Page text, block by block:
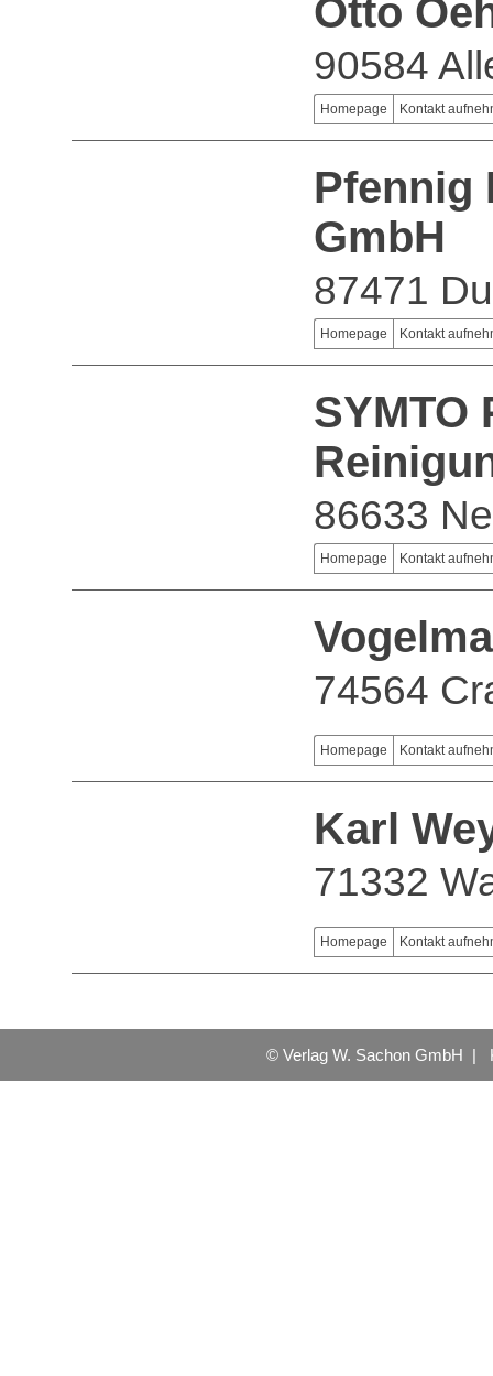
Otto
90584
Homepage Kontakt
Pfennig
GmbH
87471
Homepage Kontakt
SYMTO
86633
Homepage Kontakt
74564
Homepage Kontakt
Karl
71332
Homepage Kontakt
© Verlag W. Sachon GmbH |